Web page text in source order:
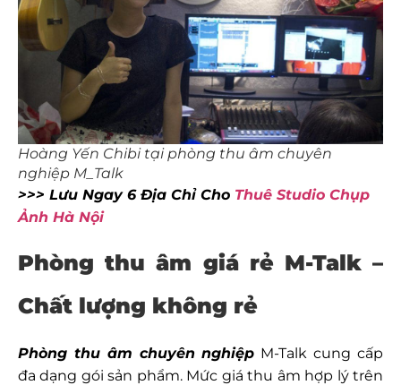
Hoàng Yến Chibi tại phòng thu âm chuyên
nghiệp M_Talk
>>> Lưu Ngay 6 Địa Chỉ Cho Thuê Studio Chụp
Ảnh Hà Nội
Phòng thu âm giá rẻ M-Talk –
Chất lượng không rẻ
Phòng thu âm chuyên nghiệp M-Talk cung cấp
đa dạng gói sản phẩm. Mức giá thu âm hợp lý trên